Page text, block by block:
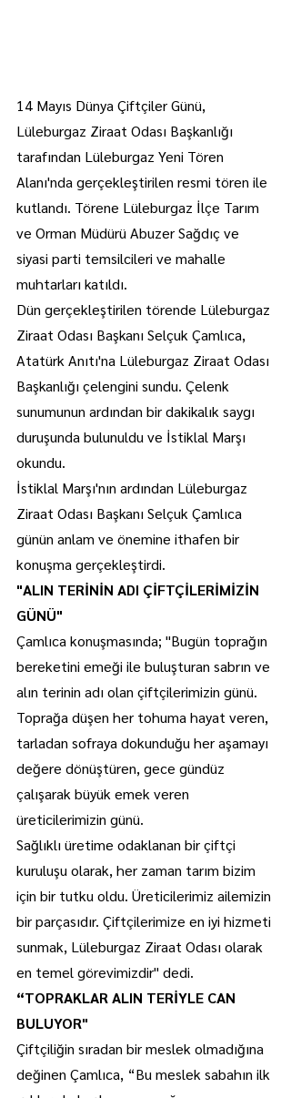
14 Mayıs Dünya Çiftçiler Günü,
Lüleburgaz Ziraat Odası Başkanlığı
tarafından Lüleburgaz Yeni Tören
Alanı'nda gerçekleştirilen resmi tören ile
kutlandı. Törene Lüleburgaz İlçe Tarım
ve Orman Müdürü Abuzer Sağdıç ve
siyasi parti temsilcileri ve mahalle
muhtarları katıldı.
Dün gerçekleştirilen törende Lüleburgaz
Ziraat Odası Başkanı Selçuk Çamlıca,
Atatürk Anıtı'na Lüleburgaz Ziraat Odası
Başkanlığı çelengini sundu. Çelenk
sunumunun ardından bir dakikalık saygı
duruşunda bulunuldu ve İstiklal Marşı
okundu.
İstiklal Marşı'nın ardından Lüleburgaz
Ziraat Odası Başkanı Selçuk Çamlıca
günün anlam ve önemine ithafen bir
konuşma gerçekleştirdi.
"ALIN TERİNİN ADI ÇİFTÇİLERİMİZİN
GÜNÜ"
Çamlıca konuşmasında; "Bugün toprağın
bereketini emeği ile buluşturan sabrın ve
alın terinin adı olan çiftçilerimizin günü.
Toprağa düşen her tohuma hayat veren,
tarladan sofraya dokunduğu her aşamayı
değere dönüştüren, gece gündüz
çalışarak büyük emek veren
üreticilerimizin günü.
Sağlıklı üretime odaklanan bir çiftçi
kuruluşu olarak, her zaman tarım bizim
için bir tutku oldu. Üreticilerimiz ailemizin
bir parçasıdır. Çiftçilerimize en iyi hizmeti
sunmak, Lüleburgaz Ziraat Odası olarak
en temel görevimizdir" dedi.
“TOPRAKLAR ALIN TERİYLE CAN
BULUYOR"
Çiftçiliğin sıradan bir meslek olmadığına
değinen Çamlıca, “Bu meslek sabahın ilk